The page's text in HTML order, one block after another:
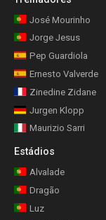
José Mourinho
Jorge Jesus
Pep Guardiola
Ernesto Valverde
Zinedine Zidane
Jurgen Klopp
Maurizio Sarri
Estádios
Alvalade
Dragão
Luz